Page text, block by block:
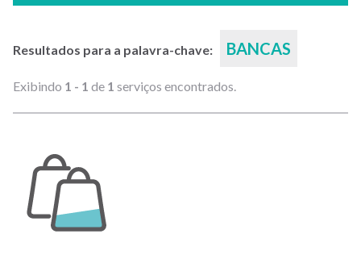
Resultados para a palavra-chave: BANCAS
Exibindo 1 - 1 de 1 serviços encontrados.